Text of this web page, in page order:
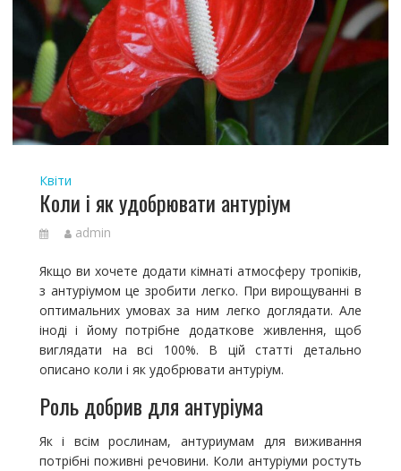
Квіти
Коли і як удобрювати антуріум
admin
Якщо ви хочете додати кімнаті атмосферу тропіків,
з антуріумом це зробити легко. При вирощуванні в
оптимальних умовах за ним легко доглядати. Але
іноді і йому потрібне додаткове живлення, щоб
виглядати на всі 100%. В цій статті детально
описано коли і як удобрювати антуріум.
Роль добрив для антуріума
Як і всім рослинам, антуриумам для виживання
потрібні поживні речовини. Коли антуріуми ростуть